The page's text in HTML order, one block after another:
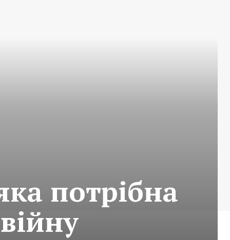
потрібна